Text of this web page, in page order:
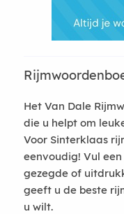
Het Van Dale
die u helpt om
Voor Sinterklaas
eenvoudig! Vul
gezegde of
geeft u de beste
u wilt.